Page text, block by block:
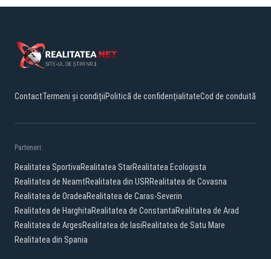
ContactTermeni și condițiiPolitică de confidențialitateCod de conduită
Parteneri:
Realitatea SportivaRealitatea StarRealitatea Ecologista
Realitatea de NeamtRealitatea din USRRealitatea de Covasna
Realitatea de OradeaRealitatea de Caras-Severin
Realitatea de HarghitaRealitatea de ConstantaRealitatea de Arad
Realitatea de ArgesRealitatea de IasiRealitatea de Satu Mare
Realitatea din Spania